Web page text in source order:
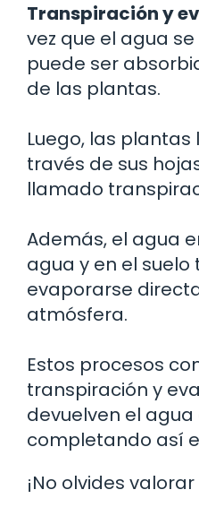
Transpiración y
vez que el agua
puede ser
de las plantas.
Luego, las
través de sus
llamado
Además, el agua
agua y en el
evaporarse
atmósfera.
Estos procesos
transpiración y
devuelven el
completando así
¡No olvides